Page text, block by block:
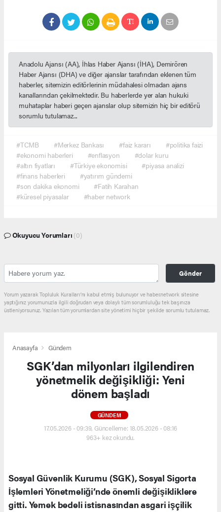
Anadolu Ajansı (AA), İhlas Haber Ajansı (İHA), Demirören
Haber Ajansı (DHA) ve diğer ajanslar tarafından eklenen tüm
haberler, sitemizin editörlerinin müdahalesi olmadan ajans
kanallarından çekilmektedir. Bu haberlerde yer alan hukuki
muhataplar haberi geçen ajanslar olup sitemizin hiç bir editörü
sorumlu tutulamaz...
#TCMB #Merkez Bankası #faiz kararı
#politika faizi
#ekonomi haberleri
#enflasyon
#dolar kuru
#altın fiyatları
#Türkiye ekonomisi
#piyasa analizi
#finans haberleri
#yatırım gündemi
#son dakika ekonomi
#Fatih Karahan
#küresel piyasalar
#haber network
Okuyucu Yorumları (0)
Gönder
Yorum yazarak Topluluk Kuralları’nı kabul etmiş bulunuyor ve haber.network sitesine
yaptığınız yorumunuzla ilgili doğrudan veya dolaylı tüm sorumluluğu tek başınıza
üstleniyorsunuz. Yazılan tüm yorumlardan site yönetimi hiçbir şekilde sorumlu tutulamaz.
Anasayfa Gündem
SGK’dan milyonları ilgilendiren
yönetmelik değişikliği: Yeni
dönem başladı
GÜNDEM
17.05.2026 - 09:39, Güncelleme: 18.05.2026 - 08:16
963+ kez okundu.
Sosyal Güvenlik Kurumu (SGK), Sosyal Sigorta
İşlemleri Yönetmeliği’nde önemli değişikliklere
gitti. Yemek bedeli istisnasından asgari işçilik